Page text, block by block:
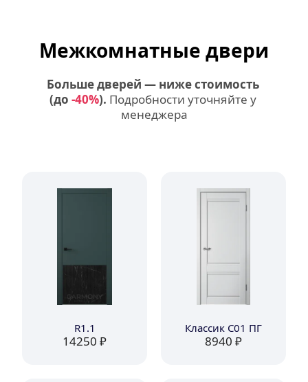
Межкомнатные двери
Больше дверей — ниже стоимость
(до -40%). Подробности уточняйте у
менеджера
R1.1
14250 ₽
Классик C01 ПГ
8940 ₽